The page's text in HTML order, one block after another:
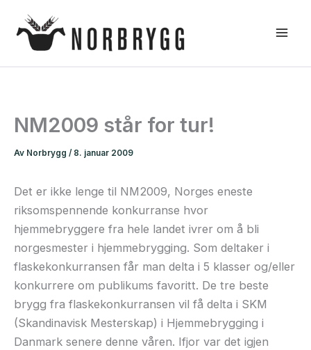
rett
NM2009 står for tur!
Av Norbrygg / 8. januar 2009
Det er ikke lenge til NM2009, Norges eneste
riksomspennende konkurranse hvor
hjemmebryggere fra hele landet ivrer om å bli
norgesmester i hjemmebrygging. Som deltaker i
flaskekonkurransen får man delta i 5 klasser og/eller
konkurrere om publikums favoritt. De tre beste
brygg fra flaskekonkurransen vil få delta i SKM
(Skandinavisk Mesterskap) i Hjemmebrygging i
Danmark senere denne våren. Ifjor var det igjen